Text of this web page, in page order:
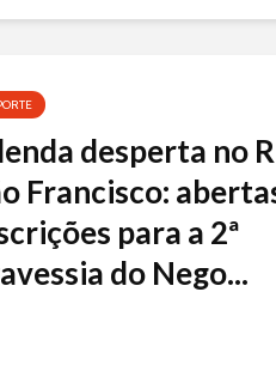
desperta no
Francisco:
para a 2ª
do Nego...